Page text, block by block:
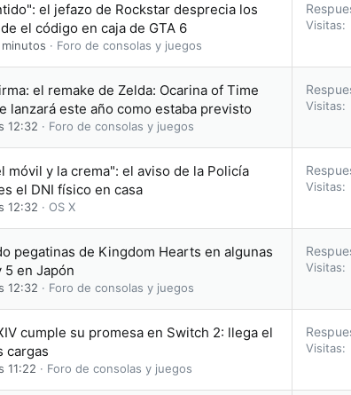
el jefazo de Rockstar desprecia los
el código en caja de GTA 6
Foro de consolas y juegos
Visitas
el remake de Zelda: Ocarina of Time
lanzará este año como estaba previsto
12:32 Foro de consolas y juegos
Visitas
móvil y la crema": el aviso de la Policía
el DNI físico en casa
12:32 OS X
Visitas
pegatinas de Kingdom Hearts en algunas
5 en Japón
12:32 Foro de consolas y juegos
Visitas
cumple su promesa en Switch 2: llega el
cargas
11:22 Foro de consolas y juegos
Visitas